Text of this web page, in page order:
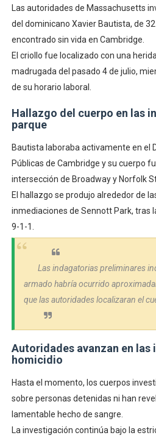
Las autoridades de Massachusetts
del dominicano Xavier Bautista, de
encontrado sin vida en Cambridge.
El criollo fue localizado con una
madrugada del pasado 4 de julio,
de su horario laboral.
Hallazgo del cuerpo en las
parque
Bautista laboraba activamente en el
Públicas de Cambridge y su cuerpo
intersección de Broadway y Norfolk
El hallazgo se produjo alrededor de
inmediaciones de Sennott Park, tras
9-1-1.
Las indagatorias preliminares
armado habría ocurrido
que las autoridades localizaran el
Autoridades avanzan en las
homicidio
Hasta el momento, los cuerpos
sobre personas detenidas ni han
lamentable hecho de sangre.
La investigación continúa bajo la